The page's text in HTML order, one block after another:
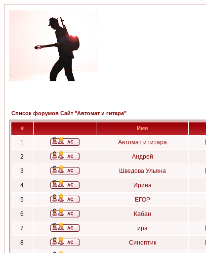
Список форумов Сайт "Автомат и гитара"
# Имя
1 Автомат и гитара
2 Андрей
3 Шведова Ульяна
4 Ирина
5 ЕГОР
6 Кабан
7 ира
8 Синоптик